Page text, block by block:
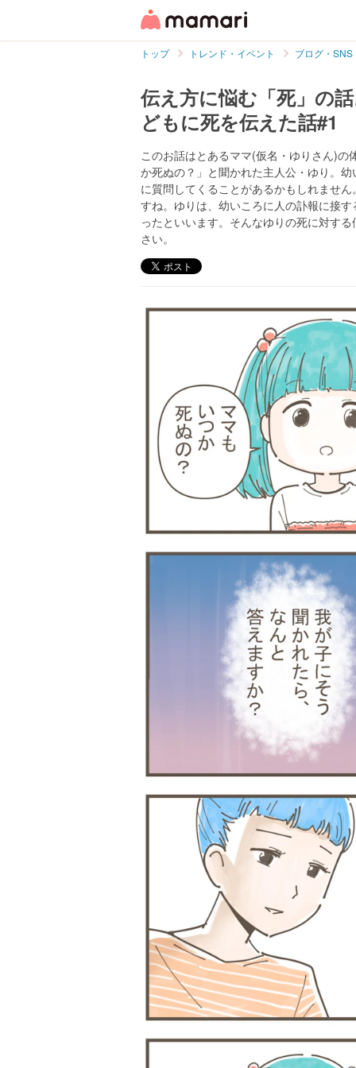
トップ トレンド・イベント ブログ・SNS
伝え方に悩む「死」の
どもに死を伝えた話#1
このお話はとあるママ(仮名・ゆりさん)
か死ぬの？」と聞かれた主人公・ゆり。
に質問してくることがあるかもしれませ
すね。ゆりは、幼いころに人の訃報に接
ったといいます。そんなゆりの死に対す
さい。